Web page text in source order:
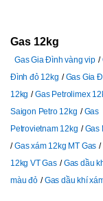
Gas 12kg
Gas Gia Đình vàng vip
Đình đỏ 12kg
Gas Gia
12kg
Gas Petrolimex
Saigon Petro 12kg
Gas
Petrovietnam 12kg
Gas
Gas xám 12kg MT Gas
12kg VT Gas
Gas dầu
màu đỏ
Gas dầu khí